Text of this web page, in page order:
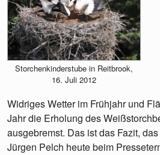
Storchenkinderstube in Reitbrook,
16. Juli 2012
Widriges Wetter im Frühjahr und
Jahr die Erholung des
ausgebremst. Das ist das Fazit,
Jürgen Pelch heute beim